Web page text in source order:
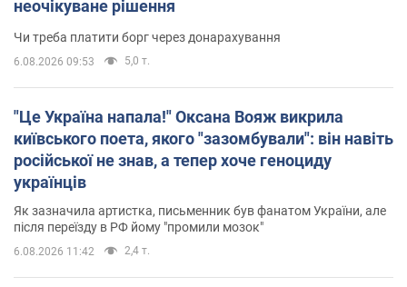
неочікуване рішення
Чи треба платити борг через донарахування
6.08.2026 09:53 5,0 т.
"Це Україна напала!" Оксана Вояж викрила
київського поета, якого "зазомбували": він навіть
російської не знав, а тепер хоче геноциду
українців
Як зазначила артистка, письменник був фанатом України, але
після переїзду в РФ йому "промили мозок"
6.08.2026 11:42 2,4 т.